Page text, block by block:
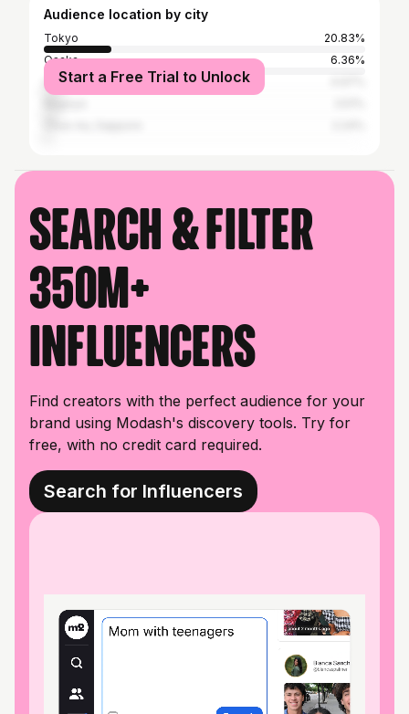
Audience location by city
Tokyo
20.83%
Osaka
6.36%
Urayasu
Start a Free Trial to Unlock
Search & filter
350M+
influencers
Find creators with the perfect audience for your
brand using Modash's discovery tools. Try for
free, with no credit card required.
Search for Influencers